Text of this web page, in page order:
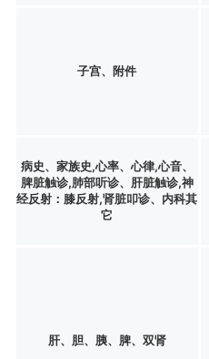
子宫、附件
病史、家族史,心率、心律,心音、
脾脏触诊,肺部听诊、肝脏触诊,神
经反射：膝反射,肾脏叩诊、内科其
它
肝、胆、胰、脾、双肾